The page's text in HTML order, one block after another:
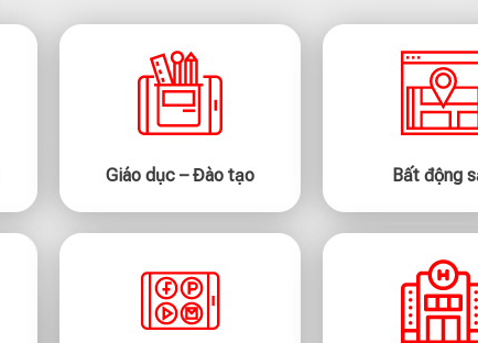
Giáo dục – Đào tạo Bất động